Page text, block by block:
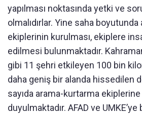
yapılması noktasında yetki ve
olmalıdırlar. Yine saha
ekiplerinin kurulması, ekiplere
edilmesi bulunmaktadır.
gibi 11 şehri etkileyen 100 bin
daha geniş bir alanda hissedilen
sayıda arama-kurtarma
duyulmaktadır. AFAD ve UMKE’ye